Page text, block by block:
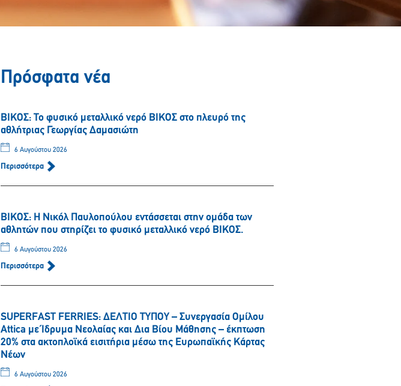
Πρόσφατα νέα
ΒΙΚΟΣ: Το φυσικό μεταλλικό νερό ΒΙΚΟΣ στο πλευρό της
αθλήτριας Γεωργίας Δαμασιώτη
6 Αυγούστου 2026
Περισσότερα
ΒΙΚΟΣ: Η Νικόλ Παυλοπούλου εντάσσεται στην ομάδα των
αθλητών που στηρίζει το φυσικό μεταλλικό νερό ΒΙΚΟΣ.
6 Αυγούστου 2026
Περισσότερα
SUPERFAST FERRIES: ΔΕΛΤΙΟ ΤΥΠΟΥ – Συνεργασία Ομίλου
Attica με Ίδρυμα Νεολαίας και Δια Βίου Μάθησης – έκπτωση
20% στα ακτοπλοϊκά εισιτήρια μέσω της Ευρωπαϊκής Κάρτας
Νέων
6 Αυγούστου 2026